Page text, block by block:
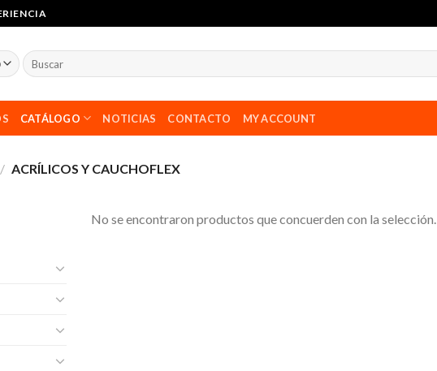
Buscar
por:
CATÁLOGO NOTICIAS CONTACTO MY ACCOUNT
/ ACRÍLICOS Y CAUCHOFLEX
No se encontraron productos que concuerden con la selección.